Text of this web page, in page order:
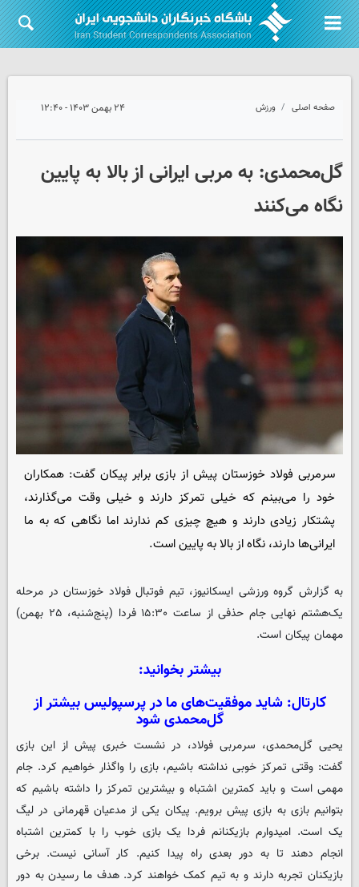
صفحه اصلی ورزش ۲۴ بهمن ۱۴۰۳ - ۱۲:۴۰
گل‌محمدی: به مربی ایرانی از بالا به پایین
نگاه می‌کنند
سرمربی فولاد خوزستان پیش از بازی برابر پیکان گفت: همکاران
خود را می‌بینم که خیلی تمرکز دارند و خیلی وقت می‌گذارند،
پشتکار زیادی دارند و هیچ چیزی کم ندارند اما نگاهی که به ما
ایرانی‌ها دارند، نگاه از بالا به پایین است.
به گزارش گروه ورزشی ایسکانیوز، تیم فوتبال فولاد خوزستان در مرحله
یک‌هشتم نهایی جام حذفی از ساعت ۱۵:۳۰ فردا (پنج‌شنبه، ۲۵ بهمن)
مهمان پیکان است.
بیشتر بخوانید:
کارتال: شاید موفقیت‌های ما در پرسپولیس بیشتر از
گل‌محمدی شود
یحیی گل‌محمدی، سرمربی فولاد، در نشست خبری پیش از این بازی
گفت: وقتی تمرکز خوبی نداشته باشیم، بازی را واگذار خواهیم کرد. جام
مهمی است و باید کمترین اشتباه و بیشترین تمرکز را داشته باشیم که
بتوانیم بازی به بازی پیش برویم. پیکان یکی از مدعیان قهرمانی در لیگ
یک است. امیدوارم بازیکنانم فردا یک بازی خوب را با کمترین اشتباه
انجام دهند تا به دور بعدی راه پیدا کنیم. کار آسانی نیست. برخی
بازیکنان تجربه دارند و به تیم کمک خواهند کرد. هدف ما رسیدن به دور